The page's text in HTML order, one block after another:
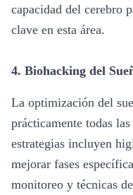
capacidad del cerebro
clave en esta área.
4. Biohacking del
La optimización del
prácticamente todas
estrategias incluyen
mejorar fases
monitoreo y técnicas